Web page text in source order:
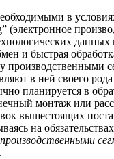
в
(электронное
данных
и быстрая
производственными
в ней своего рода
планируется в
монтаж или
вышестоящих
на
.